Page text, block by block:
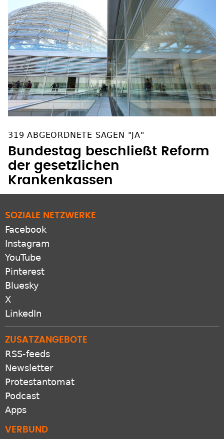
319 ABGEORDNETE SAGEN "JA"
Bundestag beschließt Reform
der gesetzlichen
Krankenkassen
SOZIALE NETZWERKE
Facebook
Instagram
YouTube
Pinterest
Bluesky
X
LinkedIn
ZUSATZANGEBOTE
RSS-feeds
Newsletter
Protestantomat
Podcast
Apps
VERBUND